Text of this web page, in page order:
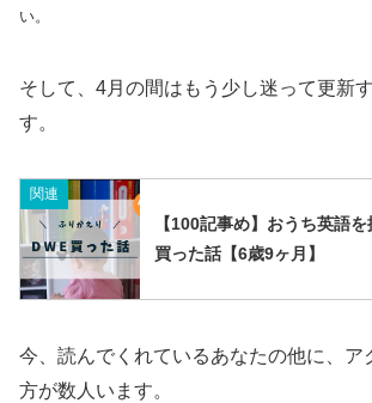
い。
そして、4月の間はもう少し迷って更新
す。
関連
【100記事め】おうち英語
買った話【6歳9ヶ月】
今、読んでくれているあなたの他に、ア
方が数人います。